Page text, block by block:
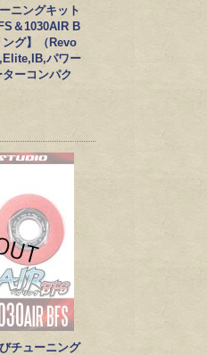
ニングキット
＆1030AIR B
グ】（Revo
パワー
ーコンパク
チューニング